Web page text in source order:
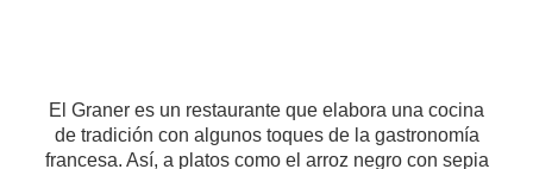
El Graner es un restaurante que elabora una cocina
de tradición con algunos toques de la gastronomía
francesa. Así, a platos como el arroz negro con sepia